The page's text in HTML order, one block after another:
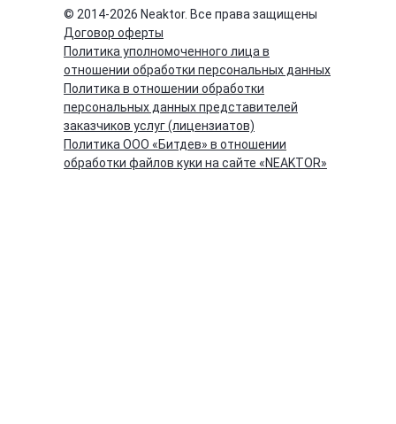
© 2014-2026 Neaktor. Все права защищены
Договор оферты
Политика уполномоченного лица в
отношении обработки персональных данных
Политика в отношении обработки
персональных данных представителей
заказчиков услуг (лицензиатов)
Политика ООО «Битдев» в отношении
обработки файлов куки на сайте «NEAKTOR»